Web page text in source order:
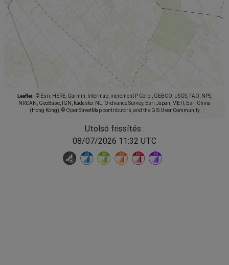
Leaflet
© Esri, HERE, Garmin, Intermap, increment P Corp., GEBCO, USGS, FAO, NPS,
NRCAN, GeoBase, IGN, Kadaster NL, Ordnance Survey, Esri Japan, METI, Esri China
(Hong Kong), © OpenStreetMap contributors, and the GIS User Community
Utolsó frissítés :
08/07/2026 11:32 UTC